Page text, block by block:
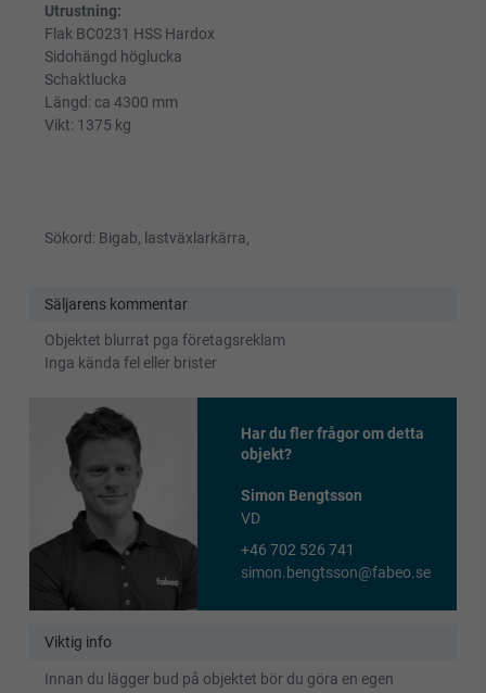
Utrustning:
Flak BC0231 HSS Hardox
Sidohängd höglucka
Schaktlucka
Längd: ca 4300 mm
Vikt: 1375 kg
Sökord: Bigab, lastväxlarkärra,
Säljarens kommentar
Objektet blurrat pga företagsreklam
Inga kända fel eller brister
Har du fler frågor om detta
objekt?
Simon Bengtsson
VD
+46 702 526 741
simon.bengtsson@fabeo.se
Viktig info
Innan du lägger bud på objektet bör du göra en egen